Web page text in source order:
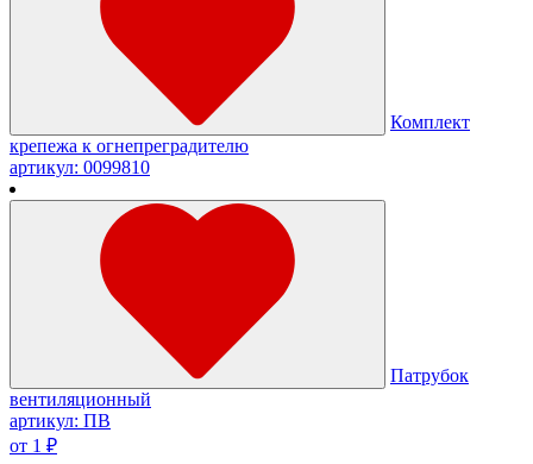
Комплект
крепежа к огнепреградителю
артикул: 0099810
Патрубок
вентиляционный
артикул: ПВ
от 1 ₽